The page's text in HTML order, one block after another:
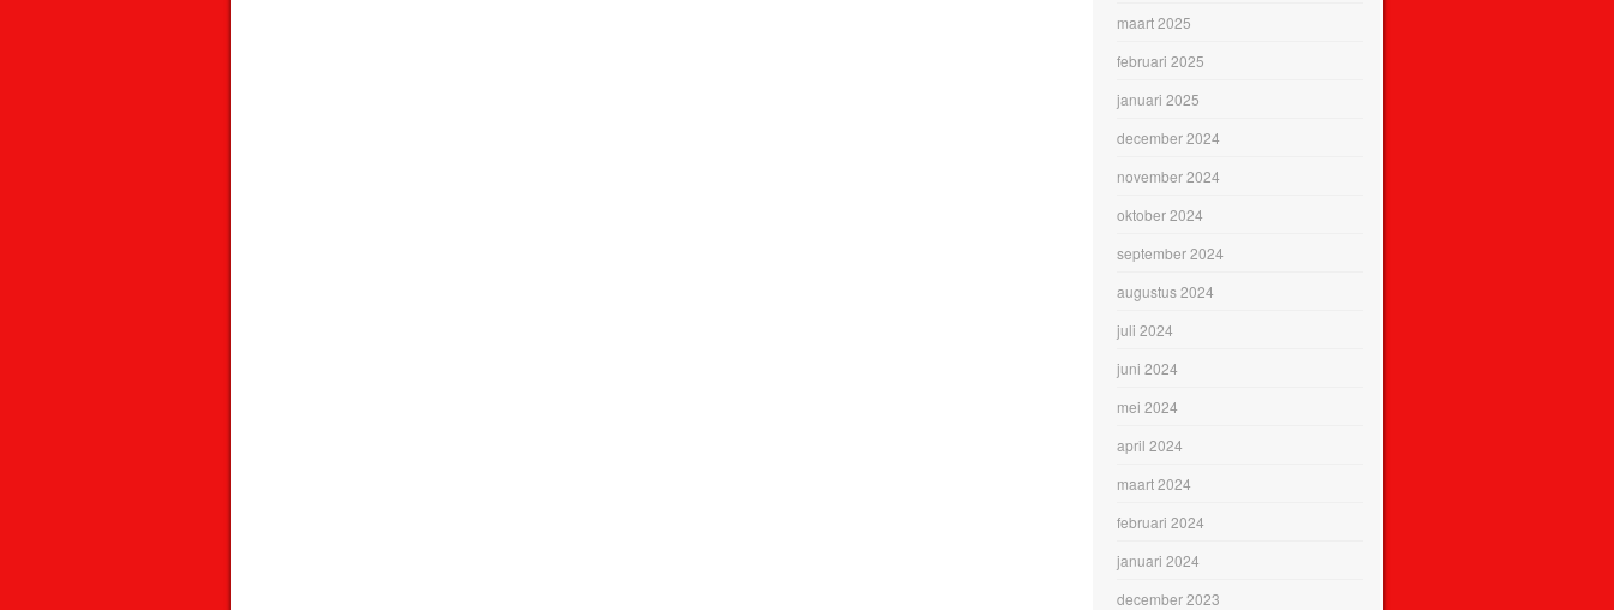
maart 2025
februari 2025
januari 2025
december 2024
november 2024
oktober 2024
september 2024
augustus 2024
juli 2024
juni 2024
mei 2024
april 2024
maart 2024
februari 2024
januari 2024
december 2023